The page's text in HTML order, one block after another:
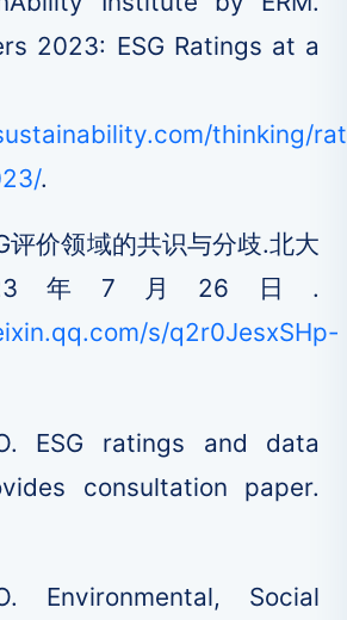
2023: ESG Ratings at a
thinking/
.
评价领域的共识与分歧.北大
年7月26日.
s/q2r0JesxSHp-
ESG ratings and data
consultation paper.
Environmental, Social